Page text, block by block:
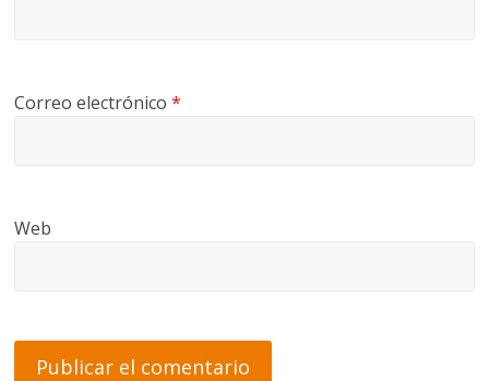
Correo electrónico*
Web